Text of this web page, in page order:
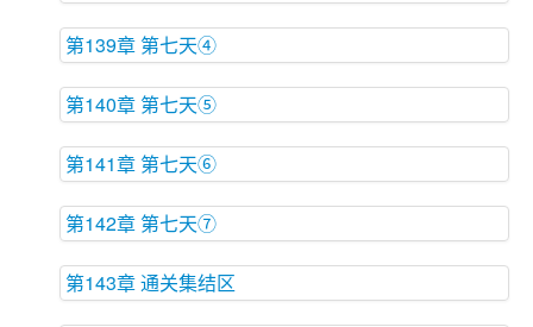
第139章 第七天④
第140章 第七天⑤
第141章 第七天⑥
第142章 第七天⑦
第143章 通关集结区